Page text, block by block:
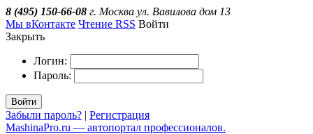
8 (495) 150-66-08 г. Москва ул. Вавилова дом 13
Мы вКонтакте Чтение RSS Войти
Закрыть
Логин:
Пароль:
Войти
Забыли пароль? | Регистрация
MashinaPro.ru — автопортал профессионалов.